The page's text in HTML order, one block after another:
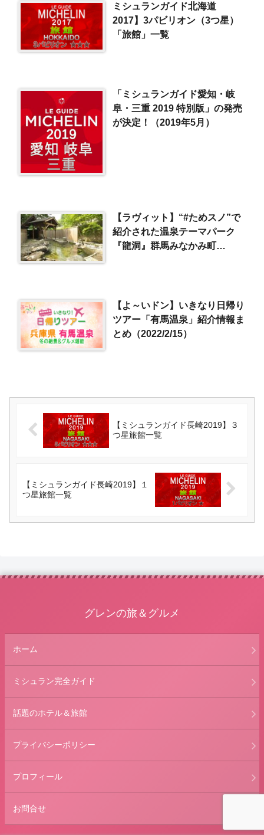
ミシュランガイド北海道
2017】3パビリオン（3つ星）
「旅館」一覧
「ミシュランガイド愛知・岐
阜・三重 2019 特別版」の発売
が決定！（2019年5月）
【ラヴィット】“#ためスノ”で
紹介された温泉テーマパーク
『龍洞』群馬みなかみ町
【よ～いドン】いきなり日帰り
ツアー「有馬温泉」紹介情報ま
とめ（2022/2/15）
【ミシュランガイド長崎2019】３
つ星旅館一覧
【ミシュランガイド長崎2019】１
つ星旅館一覧
グレンの旅＆グルメ
ホーム
ミシュラン完全ガイド
話題のホテル＆旅館
プライバシーポリシー
プロフィール
お問合せ